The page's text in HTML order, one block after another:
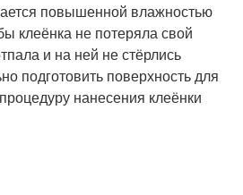
повышенной влажностью
клеёнка не потеряла свой
и на ней не стёрлись
подготовить поверхность для
нанесения клеёнки